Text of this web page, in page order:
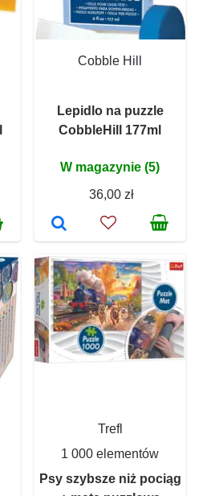
Cobble Hill
Lepidlo na puzzle
CobbleHill 177ml
W magazynie (5)
36,00 zł
Trefl
1 000 elementów
Psy szybsze niż pociąg